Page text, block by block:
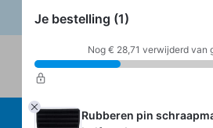
Je bestelling (1)
Nog € 28,71 verwijderd van
Rubberen pin